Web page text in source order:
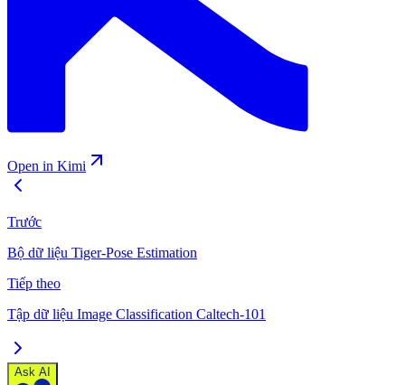
Open in Kimi
Trước
Bộ dữ liệu Tiger-Pose Estimation
Tiếp theo
Tập dữ liệu Image Classification Caltech-101
Ask AI